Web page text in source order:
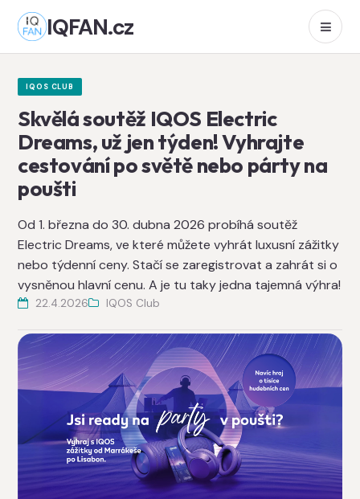
IQFAN.cz
IQOS CLUB
Skvělá soutěž IQOS Electric
Dreams, už jen týden! Vyhrajte
cestování po světě nebo párty na
poušti
Od 1. března do 30. dubna 2026 probíhá soutěž
Electric Dreams, ve které můžete vyhrát luxusní zážitky
nebo týdenní ceny. Stačí se zaregistrovat a zahrát si o
vysněnou hlavní cenu. A je tu taky jedna tajemná výhra!
22.4.2026 IQOS Club